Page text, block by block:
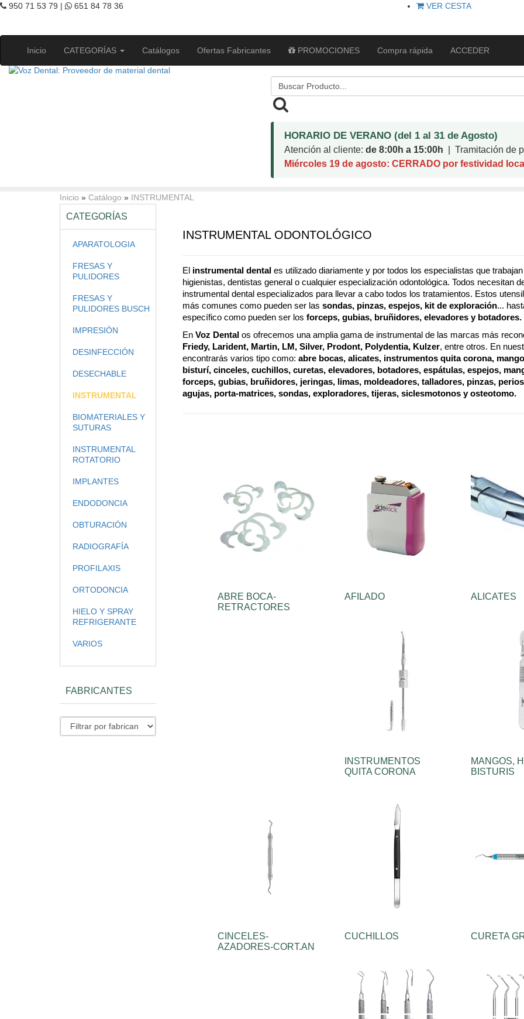
950 71 53 79 | 651 84 78 36 VER CESTA
Inicio CATEGORÍAS Catálogos Ofertas Fabricantes PROMOCIONES Compra rápida ACCEDER
HORARIO DE VERANO (del 1 al 31 de Agosto)
Atención al cliente: de 8:00h a 15:00h | Tramitación de
Miércoles 19 de agosto: CERRADO por festividad
Inicio » Catálogo » INSTRUMENTAL
CATEGORÍAS
APARATOLOGIA
FRESAS Y
PULIDORES
FRESAS Y
PULIDORES BUSCH
IMPRESIÓN
DESINFECCIÓN
DESECHABLE
INSTRUMENTAL
BIOMATERIALES Y
SUTURAS
INSTRUMENTAL
ROTATORIO
IMPLANTES
ENDODONCIA
OBTURACIÓN
RADIOGRAFÍA
PROFILAXIS
ORTODONCIA
HIELO Y SPRAY
REFRIGERANTE
VARIOS
FABRICANTES
INSTRUMENTAL ODONTOLÓGICO
El instrumental dental es utilizado diariamente y por todos los especialistas que
higienistas, dentistas general o cualquier especialización odontológica. Todos necesitan
instrumental dental especializados para llevar a cabo todos los tratamientos. Estos
más comunes como pueden ser las sondas, pinzas, espejos, kit de exploración...
específico como pueden ser los forceps, gubias, bruñidores, elevadores y botadores.
En Voz Dental os ofrecemos una amplia gama de instrumental de las marcas más
Friedy, Larident, Martin, LM, Silver, Prodont, Polydentia, Kulzer, entre otros. En
encontrarás varios tipo como: abre bocas, alicates, instrumentos quita corona,
bisturí, cinceles, cuchillos, curetas, elevadores, botadores, espátulas, espejos,
forceps, gubias, bruñidores, jeringas, limas, moldeadores, talladores, pinzas,
agujas, porta-matrices, sondas, exploradores, tijeras, siclesmotonos y osteotomo.
ABRE BOCA-
RETRACTORES
AFILADO ALICATES
INSTRUMENTOS
QUITA CORONA
MANGOS,
BISTURIS
CINCELES-
AZADORES-CORT.AN
CUCHILLOS CURETA